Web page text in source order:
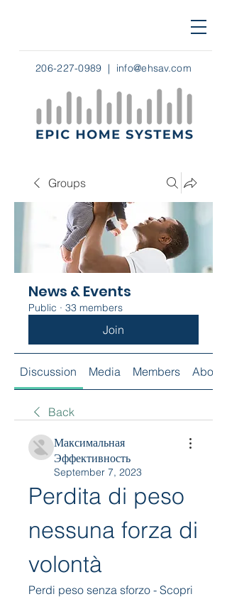
206-227-0989 | info@ehsav.com
Groups
News & Events
Public · 33 members
Join
Discussion Media Members About
Back
Максимальная
Эффективность
September 7, 2023
Perdita di peso
nessuna forza di
volontà
Perdi peso senza sforzo - Scopri